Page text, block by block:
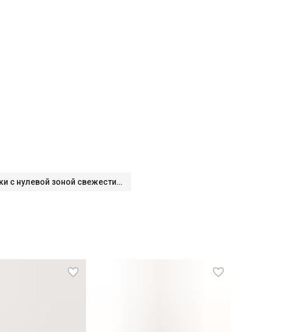
Холодильники с нулевой зоной свежести BioFresh 0°C